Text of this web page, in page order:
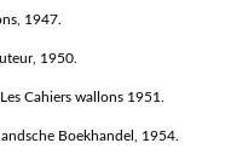
1947.
1950.
Cahiers wallons 1951.
Boekhandel, 1954.